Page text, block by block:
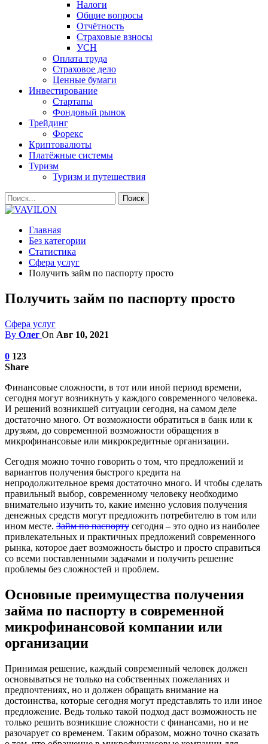
Налоги
Общие вопросы
Отчётность
Страховые взносы
УСН
Оплата труда
Страховое дело
Ценные бумаги
Инвестирование
Стартапы
Фондовый рынок
Трейдинг
Форекс
Криптовалюты
Платёжные системы
Туризм
Туризм и путешествия
Главная
Без категории
Статистика
Сфера услуг
Получить займ по паспорту просто
Получить займ по паспорту просто
Сфера услуг
By Олег On Авг 10, 2021
0 123
Share
Финансовые сложности, в тот или иной период времени,
сегодня могут возникнуть у каждого современного человека.
И решений возникшей ситуации сегодня, на самом деле
достаточно много. От возможности обратиться в банк или к
друзьям, до современной возможности обращения в
микрофинансовые или микрокредитные организации.
Сегодня можно точно говорить о том, что предложений и
вариантов получения быстрого кредита на
непродолжительное время достаточно много. И чтобы сделать
правильный выбор, современному человеку необходимо
внимательно изучить то, какие именно условия получения
денежных средств могут предложить потребителю в том или
ином месте. Займ по паспорту сегодня – это одно из наиболее
привлекательных и практичных предложений современного
рынка, которое дает возможность быстро и просто справиться
со всеми поставленными задачами и получить решение
проблемы без сложностей и проблем.
Основные преимущества получения
займа по паспорту в современной
микрофинансовой компании или
организации
Принимая решение, каждый современный человек должен
основываться не только на собственных пожеланиях и
предпочтениях, но и должен обращать внимание на
достоинства, которые сегодня могут представлять то или иное
предложение. Ведь только такой подход даст возможность не
только решить возникшие сложности с финансами, но и не
разочарует со временем. Таким образом, можно точно сказать